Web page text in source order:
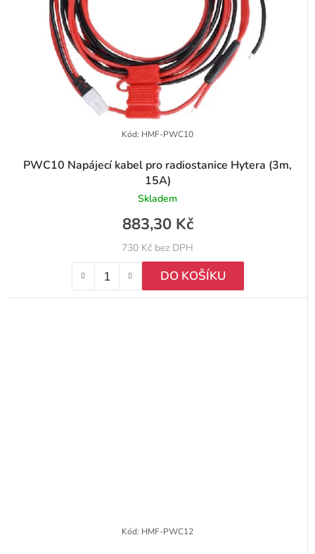
PWC10 Napájecí kabel pro radiostanice Hytera (3m,
15A)
Skladem
730 Kč bez DPH
883,30 Kč
DO KOŠÍKU
Kód: HMF-PWC10
Kód: HMF-PWC12